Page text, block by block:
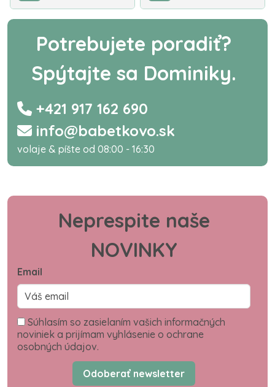
Potrebujete poradiť?
Spýtajte sa Dominiky.
+421 917 162 690
info@babetkovo.sk
volaje & píšte od 08:00 - 16:30
Neprespite naše
NOVINKY
Email
Súhlasím so zasielaním vašich informačných
noviniek a prijímam vyhlásenie o ochrane
osobných údajov.
Odoberať newsletter